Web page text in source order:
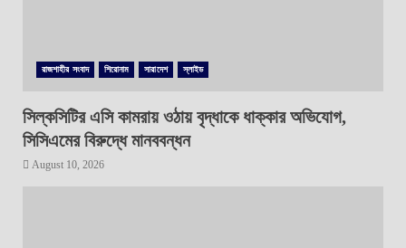
রাজশাহীর সংবাদ শিরোনাম সারাদেশ স্লাইড
সিল্কসিটির এসি কামরায় ওঠায় বৃদ্ধাকে ধাক্কার অভিযোগ,
সিসিএমের বিরুদ্ধে মানববন্ধন
August 10, 2026